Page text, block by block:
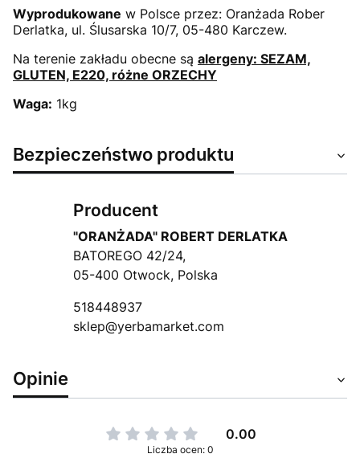
Wyprodukowane w Polsce przez: Oranżada Rober
Derlatka, ul. Ślusarska 10/7, 05-480 Karczew.
Na terenie zakładu obecne są alergeny: SEZAM,
GLUTEN, E220, różne ORZECHY
Waga: 1kg
Bezpieczeństwo produktu
Producent
"ORANŻADA" ROBERT DERLATKA
BATOREGO 42/24,
05-400 Otwock, Polska
518448937
sklep@yerbamarket.com
Opinie
0.00
Liczba ocen: 0